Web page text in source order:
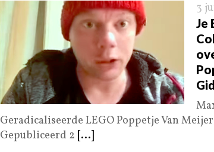
3
Je
Geradicaliseerde LEGO Poppetje Van
Gepubliceerd 2 [...]